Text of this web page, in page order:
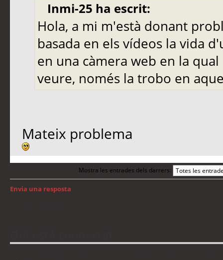
Inmi-25 ha escrit:
Hola, a mi m'està donant
basada en els vídeos la vida
en una càmera web en la
veure, només la trobo en
Mateix problema
Mostra les entrades dels darrers:
Envia una resposta